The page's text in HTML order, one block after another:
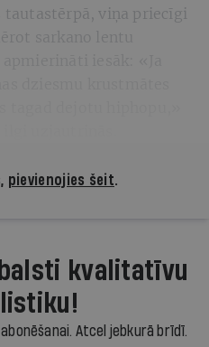
viņa priecīgi
sarkano lentu
pievienojies šeit.
kvalitatīvu
Atcel jebkurā brīdī.